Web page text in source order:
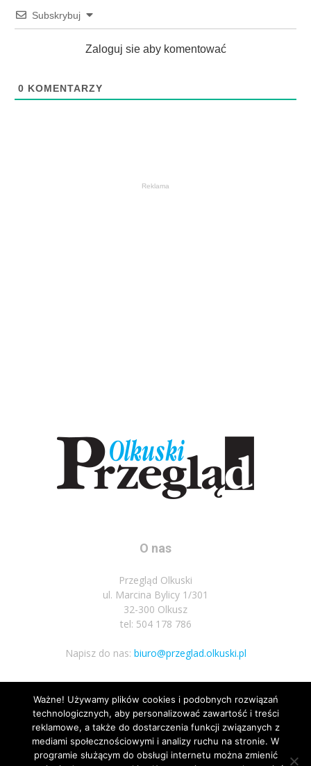
Subskrybuj
Zaloguj sie aby komentować
0 KOMENTARZY
Reklama
O nas
Przegląd Olkuski
ul. Marcina Bylicy 1/301
32-300 Olkusz
tel: 504 178 786
Napisz do nas: biuro@przeglad.olkuski.pl
Podążaj za nami
Ważne! Używamy plików cookies i podobnych rozwiązań
technologicznych, aby personalizować zawartość i treści
reklamowe, a także do dostarczenia funkcji związanych z
mediami społecznościowymi i analizy ruchu na stronie. W
programie służącym do obsługi internetu można zmienić